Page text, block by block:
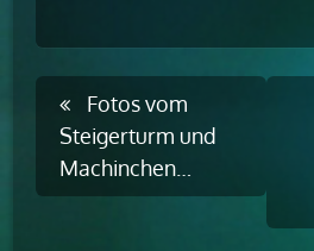
Post
navigation
Fotos vom
Steigerturm und
Machinchen…